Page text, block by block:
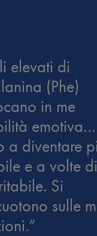
elevati di
(Phe)
in me
emotiva…
a diventare
e a volte
Si
sulle